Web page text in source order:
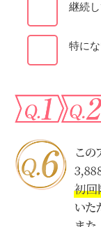
継続
特に